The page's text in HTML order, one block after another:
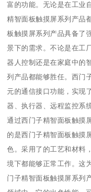
富的功能。无论是在工业
精智面板触摸屏系列产品
板触摸屏系列产品具备了
景下的需求。不论是在工
器人控制还是在家庭中的
列产品都能够胜任。西门
元的通信接口功能，实现
器、执行器、远程监控系
通过西门子精智面板触摸
的是西门子精智面板触摸
色。采用了的工艺和材料
境下都能够正常工作。这
门子精智面板触摸屏系列